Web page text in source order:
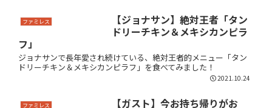
ファミレス
【ジョナサン】絶対王者「タン
ドリーチキン＆メキシカンピラ
フ」
ジョナサンで長年愛され続けている、絶対王者的メニュー「タン
ドリーチキン＆メキシカンピラフ」を食べてみました！
2021.10.24
ファミレス
【ガスト】今お持ち帰りがお